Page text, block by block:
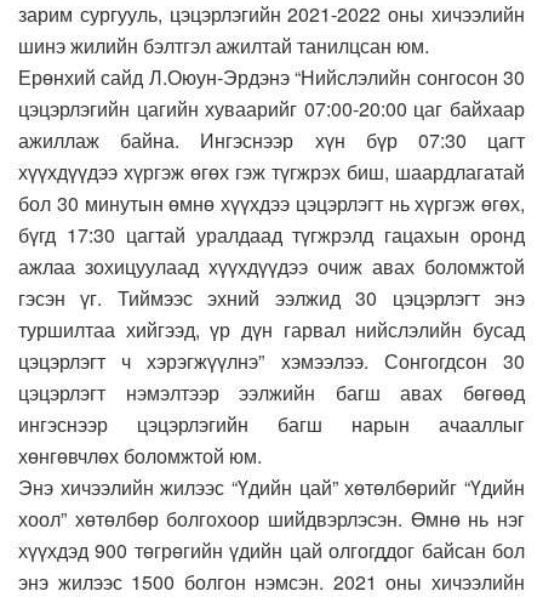
зарим сургууль, цэцэрлэгийн 2021-2022 оны хичээлийн
шинэ жилийн бэлтгэл ажилтай танилцсан юм.
Ерөнхий сайд Л.Оюун-Эрдэнэ “Нийслэлийн сонгосон 30
цэцэрлэгийн цагийн хуваарийг 07:00-20:00 цаг байхаар
ажиллаж байна. Ингэснээр хүн бүр 07:30 цагт
хүүхдүүдээ хүргэж өгөх гэж түгжрэх биш, шаардлагатай
бол 30 минутын өмнө хүүхдээ цэцэрлэгт нь хүргэж өгөх,
бүгд 17:30 цагтай уралдаад түгжрэлд гацахын оронд
ажлаа зохицуулаад хүүхдүүдээ очиж авах боломжтой
гэсэн үг. Тиймээс эхний ээлжид 30 цэцэрлэгт энэ
туршилтаа хийгээд, үр дүн гарвал нийслэлийн бусад
цэцэрлэгт ч хэрэгжүүлнэ” хэмээлээ. Сонгогдсон 30
цэцэрлэгт нэмэлтээр ээлжийн багш авах бөгөөд
ингэснээр цэцэрлэгийн багш нарын ачааллыг
хөнгөвчлөх боломжтой юм.
Энэ хичээлийн жилээс “Үдийн цай” хөтөлбөрийг “Үдийн
хоол” хөтөлбөр болгохоор шийдвэрлэсэн. Өмнө нь нэг
хүүхдэд 900 төгрөгийн үдийн цай олгогддог байсан бол
энэ жилээс 1500 болгон нэмсэн. 2021 оны хичээлийн